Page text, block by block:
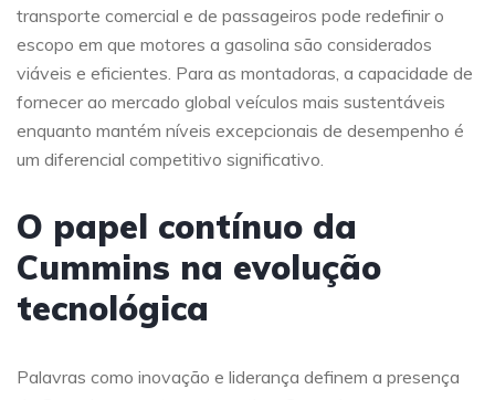
transporte comercial e de passageiros pode redefinir o
escopo em que motores a gasolina são considerados
viáveis e eficientes. Para as montadoras, a capacidade de
fornecer ao mercado global veículos mais sustentáveis
enquanto mantém níveis excepcionais de desempenho é
um diferencial competitivo significativo.
O papel contínuo da
Cummins na evolução
tecnológica
Palavras como inovação e liderança definem a presença